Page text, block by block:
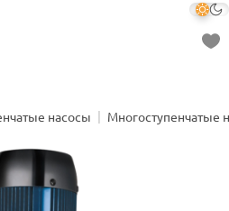
насосы Многоступенчатые